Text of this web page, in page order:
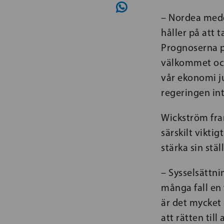
– Nordea
håller på att
Prognoserna
välkommet
vår ekonomi
regeringen
Wickström
särskilt
stärka sin
–
många fall
är det
att rätten till